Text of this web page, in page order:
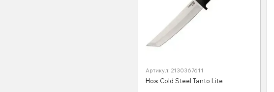
Артикул: 2130367611
Нож Cold Steel Tanto Lite